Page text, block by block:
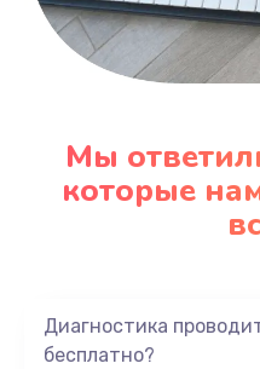
Мы
которые
Диагностика
бесплатно?